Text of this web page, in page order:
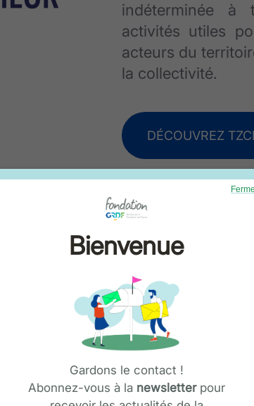
indéterminée à
activités utiles
acteurs du
la collectivité.
DÉCOUVREZ
sur trois
est
des
diversité,
Bienvenue
Gardons le contact !
Abonnez-vous à la newsletterpour